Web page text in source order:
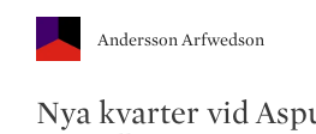
Andersson Arfwedson
Nya kvarter vid